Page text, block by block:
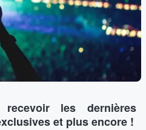
recevoir les dernières
et plus encore !